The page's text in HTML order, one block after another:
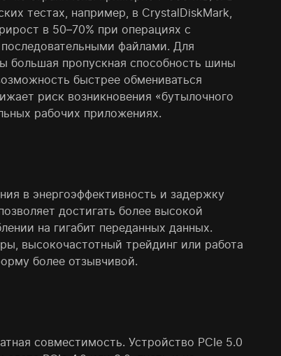
тестах, например, в CrystalDiskMark,
в 50–70% при операциях с
файлами. Для
большая пропускная способность шины
быстрее обмениваться
риск возникновения «бутылочного
рабочих приложениях.
в энергоэффективность и задержку
достигать более высокой
на гигабит переданных данных.
высокочастотный трейдинг или работа
более отзывчивой.
совместимость. Устройство PCIe 5.0